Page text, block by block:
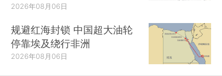
2026年08月06日
规避红海封锁 中国超大油轮
停靠埃及绕行非洲
2026年08月06日